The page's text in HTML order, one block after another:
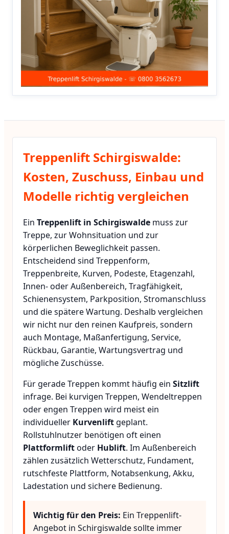
Treppenlift Schirgiswalde:
Kosten, Zuschuss, Einbau und
Modelle richtig vergleichen
Ein Treppenlift in Schirgiswalde muss zur
Treppe, zur Wohnsituation und zur
körperlichen Beweglichkeit passen.
Entscheidend sind Treppenform,
Treppenbreite, Kurven, Podeste, Etagenzahl,
Innen- oder Außenbereich, Tragfähigkeit,
Schienensystem, Parkposition, Stromanschluss
und die spätere Wartung. Deshalb vergleichen
wir nicht nur den reinen Kaufpreis, sondern
auch Montage, Maßanfertigung, Service,
Rückbau, Garantie, Wartungsvertrag und
mögliche Zuschüsse.
Für gerade Treppen kommt häufig ein Sitzlift
infrage. Bei kurvigen Treppen, Wendeltreppen
oder engen Treppen wird meist ein
individueller Kurvenlift geplant.
Rollstuhlnutzer benötigen oft einen
Plattformliftoder Hublift. Im Außenbereich
zählen zusätzlich Wetterschutz, Fundament,
rutschfeste Plattform, Notabsenkung, Akku,
Ladestation und sichere Bedienung.
Wichtig für den Preis: Ein Treppenlift-
Angebot in Schirgiswalde sollte immer